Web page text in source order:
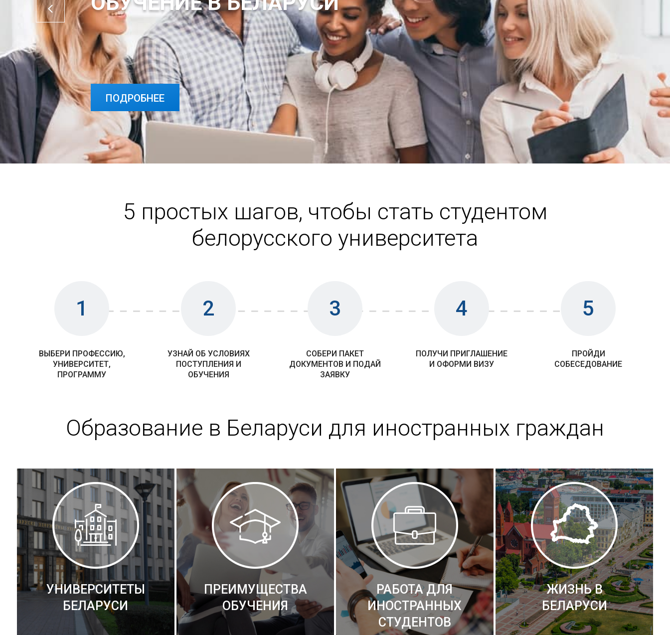
ПОДРОБНЕЕ
ПОДРОБНЕЕ
5 простых шагов, чтобы стать студентом
белорусского университета
1
ВЫБЕРИ ПРОФЕССИЮ,
УНИВЕРСИТЕТ,
ПРОГРАММУ
2
УЗНАЙ ОБ УСЛОВИЯХ
ПОСТУПЛЕНИЯ И
ОБУЧЕНИЯ
3
СОБЕРИ ПАКЕТ
ДОКУМЕНТОВ И ПОДАЙ
ЗАЯВКУ
4
ПОЛУЧИ ПРИГЛАШЕНИЕ
И ОФОРМИ ВИЗУ
5
ПРОЙДИ
СОБЕСЕДОВАНИЕ
Образование в Беларуси для иностранных граждан
УНИВЕРСИТЕТЫ
БЕЛАРУСИ
ПРЕИМУЩЕСТВА
ОБУЧЕНИЯ
РАБОТА ДЛЯ
ИНОСТРАННЫХ
СТУДЕНТОВ
ЖИЗНЬ В
БЕЛАРУСИ